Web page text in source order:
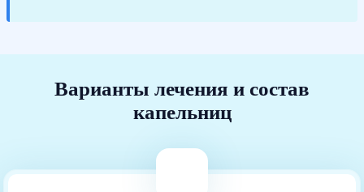
Варианты лечения и состав
капельниц